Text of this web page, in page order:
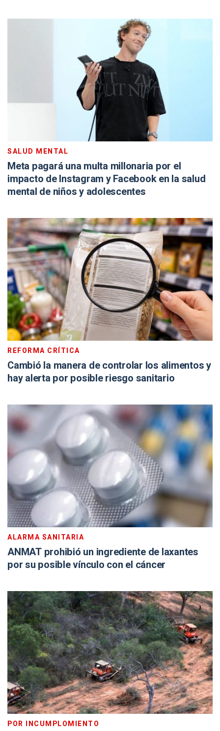
SALUD MENTAL
Meta pagará una multa millonaria por el
impacto de Instagram y Facebook en la salud
mental de niños y adolescentes
REFORMA CRÍTICA
Cambió la manera de controlar los alimentos y
hay alerta por posible riesgo sanitario
ALARMA SANITARIA
ANMAT prohibió un ingrediente de laxantes
por su posible vínculo con el cáncer
POR INCUMPLOMIENTO